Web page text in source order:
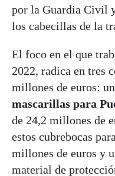
por la Guardia Civil
los cabecillas de la
El foco en el que
2022, radica en tres
millones de euros:
mascarillas para
de 24,2 millones de
estos cubrebocas para
millones de euros y
material de